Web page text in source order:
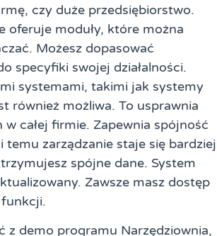
czy duże przedsiębiorstwo.
oferuje moduły, które można
Możesz dopasować
specyfiki swojej działalności.
systemami, takimi jak systemy
również możliwa. To usprawnia
w całej firmie. Zapewnia spójność
temu zarządzanie staje się bardziej
spójne dane. System
Zawsze masz dostęp
z demo programu Narzędziownia,